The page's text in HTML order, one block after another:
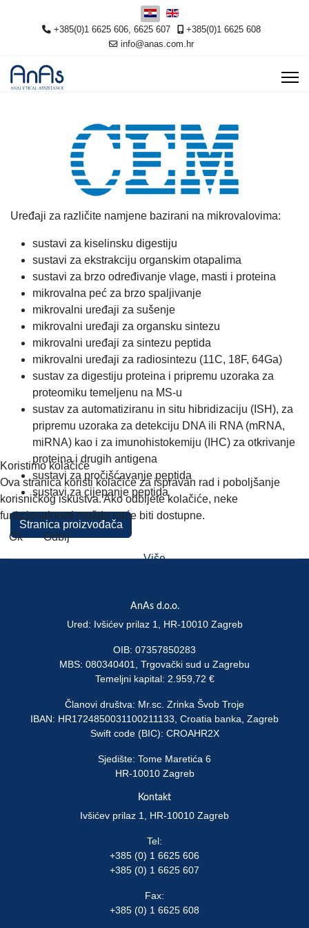
Odaberite svoj jezik
+385(0)1 6625 606, 6625 607
+385(0)1 6625 608
info@anas.com.hr
Uređaji za različite namjene bazirani na mikrovalovima:
sustavi za kiselinsku digestiju
sustavi za ekstrakciju organskim otapalima
sustavi za brzo određivanje vlage, masti i proteina
mikrovalna peć za brzo spaljivanje
mikrovalni uređaji za sušenje
mikrovalni uređaji za organsku sintezu
mikrovalni uređaji za sintezu peptida
mikrovalni uređaji za radiosintezu (11C, 18F, 64Ga)
sustav za digestiju proteina i pripremu uzoraka za
proteomiku temeljenu na MS-u
sustav za automatiziranu in situ hibridizaciju (ISH), za
pripremu uzoraka za detekciju DNA ili RNA (mRNA,
miRNA) kao i za imunohistokemiju (IHC) za otkrivanje
proteina i drugih antigena
sustavi za pročišćavanje peptida
sustavi za cijepanje peptida
Stranica proizvođača
AnAs d.o.o.
Ured: Ivšićev prilaz 1, HR-10010 Zagreb
OIB: 07357850283
MBS: 080340401, Trgovački sud u Zagrebu
Temeljni kapital: 2.959,72 €
Članovi društva: Mr.sc. Zrinka Švob Troje
IBAN: HR1724850031100211133, Croatia banka, Zagreb
Swift code (BIC): CROAHR2X
Sjedište: Tome Maretića 6
HR-10010 Zagreb
Kontakt
Ivšićev prilaz 1, HR-10010 Zagreb
Tel:
+385 (0) 1 6625 606
+385 (0) 1 6625 607
Fax:
+385 (0) 1 6625 608
Koristimo kolačiće
Ova stranica koristi kolačiće za ispravan rad i poboljšanje
korisničkog iskustva. Ako odbijete kolačiće, neke
funkcionalnosti možda neće biti dostupne.
Ok
Odbij
Više